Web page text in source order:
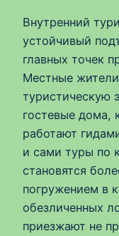
Внутренний
устойчивый
главных точек
Местные
туристическую
гостевые дома,
работают
и сами туры по
становятся
погружением в
обезличенных
приезжают не